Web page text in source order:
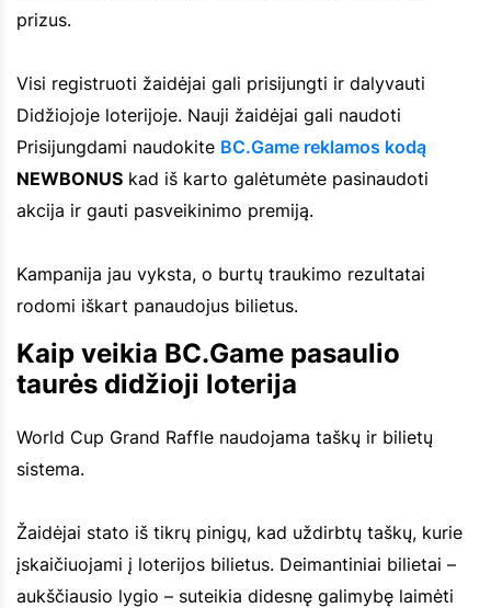
prizus.
Visi registruoti žaidėjai gali prisijungti ir dalyvauti
Didžiojoje loterijoje. Nauji žaidėjai gali naudoti
Prisijungdami naudokite BC.Game reklamos kodą
NEWBONUS kad iš karto galėtumėte pasinaudoti
akcija ir gauti pasveikinimo premiją.
Kampanija jau vyksta, o burtų traukimo rezultatai
rodomi iškart panaudojus bilietus.
Kaip veikia BC.Game pasaulio
taurės didžioji loterija
World Cup Grand Raffle naudojama taškų ir bilietų
sistema.
Žaidėjai stato iš tikrų pinigų, kad uždirbtų taškų, kurie
įskaičiuojami į loterijos bilietus. Deimantiniai bilietai –
aukščiausio lygio – suteikia didesnę galimybę laimėti